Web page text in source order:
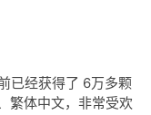
已经获得了 6万多颗
繁体中文，非常受欢